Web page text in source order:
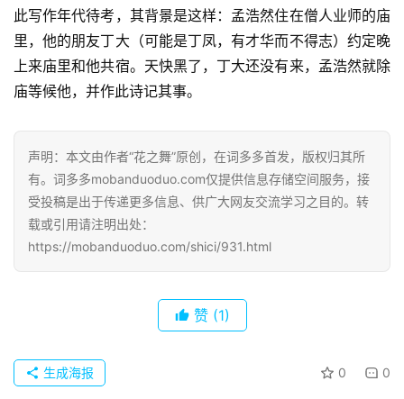
此写作年代待考，其背景是这样：孟浩然住在僧人业师的庙
里，他的朋友丁大（可能是丁凤，有才华而不得志）约定晚
上来庙里和他共宿。天快黑了，丁大还没有来，孟浩然就除
庙等候他，并作此诗记其事。
声明：本文由作者“花之舞”原创，在词多多首发，版权归其所
有。词多多mobanduoduo.com仅提供信息存储空间服务，接
受投稿是出于传递更多信息、供广大网友交流学习之目的。转
载或引用请注明出处：
https://mobanduoduo.com/shici/931.html
赞 (1)
0 0
生成海报